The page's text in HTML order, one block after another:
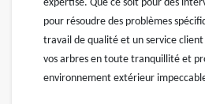
expertise. Que ce soit pour des
pour résoudre des problèmes
travail de qualité et un service
vos arbres en toute tranquillité et
environnement extérieur